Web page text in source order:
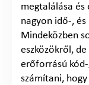
megtalálása és
nagyon idő-,
Mindeközben
eszközökről,
erőforrású
számítani,